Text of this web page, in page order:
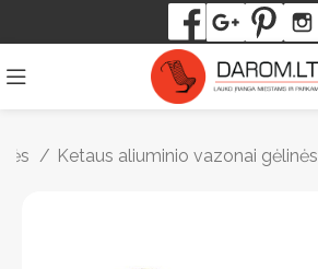
Ketaus aliuminio vazonai gėlinės